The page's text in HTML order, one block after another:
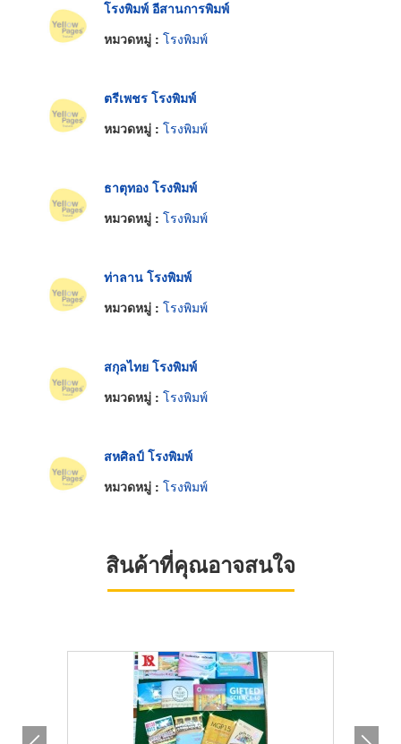
โรงพิมพ์ อีสานการพิมพ์
หมวดหมู่ : โรงพิมพ์
ตรีเพชร โรงพิมพ์
หมวดหมู่ : โรงพิมพ์
ธาตุทอง โรงพิมพ์
หมวดหมู่ : โรงพิมพ์
ท่าลาน โรงพิมพ์
หมวดหมู่ : โรงพิมพ์
สกุลไทย โรงพิมพ์
หมวดหมู่ : โรงพิมพ์
สหศิลป์ โรงพิมพ์
หมวดหมู่ : โรงพิมพ์
สินค้าที่คุณอาจสนใจ